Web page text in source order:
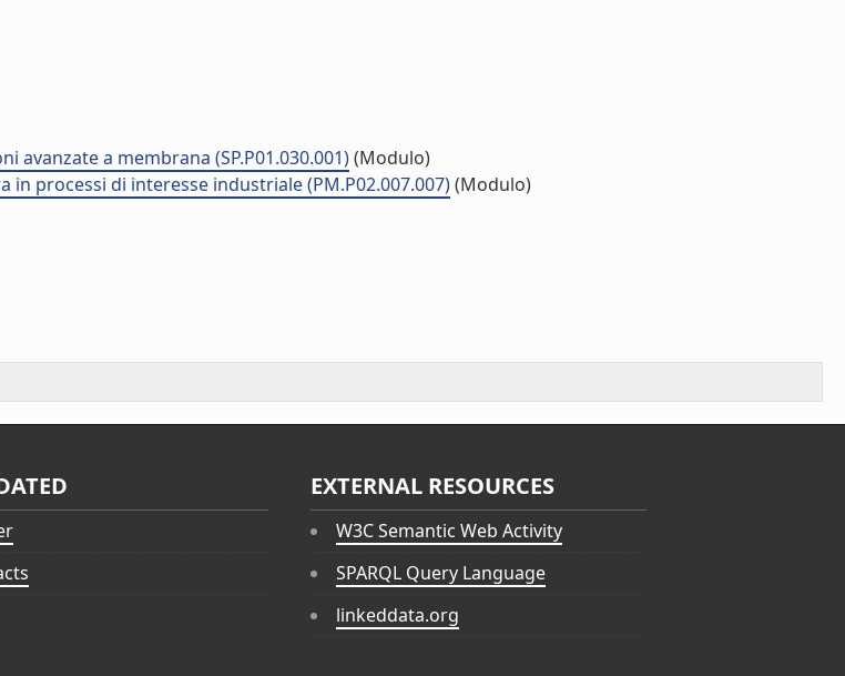
a membrana (SP.P01.030.001)(Modulo)
processi di interesse industriale (PM.P02.007.007)(Modulo)
EXTERNAL RESOURCES
W3C Semantic Web Activity
SPARQL Query Language
linkeddata.org